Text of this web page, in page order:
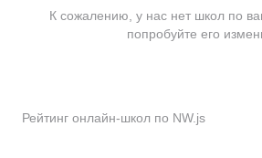
Рейтинг онлайн-школ по NW.js
К сожалению, у нас нет школ по
попробуйте его